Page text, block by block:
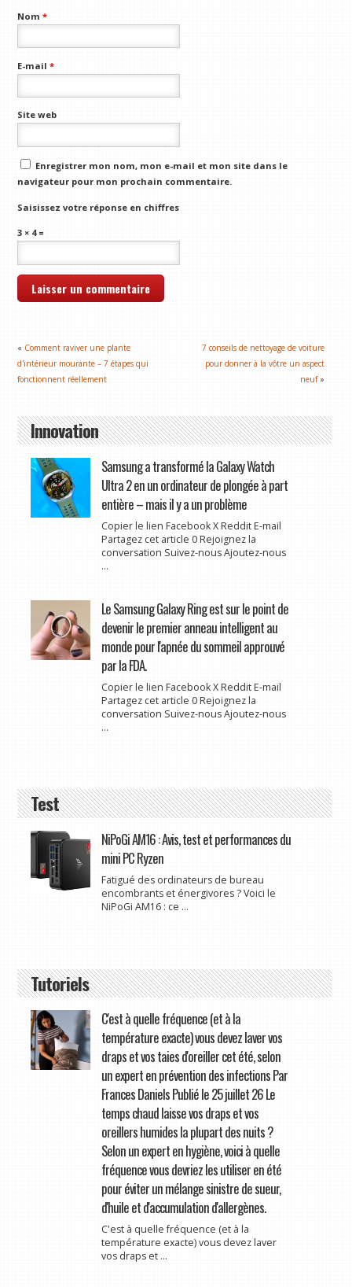
Nom*
E-mail*
Site web
Enregistrer mon nom, mon e-mail et mon site dans le
navigateur pour mon prochain commentaire.
Saisissez votre réponse en chiffres
3 × 4 =
« Comment raviver une plante
d'intérieur mourante – 7 étapes qui
fonctionnent réellement
7 conseils de nettoyage de voiture
pour donner à la vôtre un aspect
neuf»
Innovation
Samsung a transformé la Galaxy Watch
Ultra 2 en un ordinateur de plongée à part
entière – mais il y a un problème
Copier le lien Facebook X Reddit E-mail
Partagez cet article 0 Rejoignez la
conversation Suivez-nous Ajoutez-nous
...
Le Samsung Galaxy Ring est sur le point de
devenir le premier anneau intelligent au
monde pour l'apnée du sommeil approuvé
par la FDA.
Copier le lien Facebook X Reddit E-mail
Partagez cet article 0 Rejoignez la
conversation Suivez-nous Ajoutez-nous
...
Test
NiPoGi AM16 : Avis, test et performances du
mini PC Ryzen
Fatigué des ordinateurs de bureau
encombrants et énergivores ? Voici le
NiPoGi AM16 : ce ...
Tutoriels
C'est à quelle fréquence (et à la
température exacte) vous devez laver vos
draps et vos taies d'oreiller cet été, selon
un expert en prévention des infections Par
Frances Daniels Publié le 25 juillet 26 Le
temps chaud laisse vos draps et vos
oreillers humides la plupart des nuits ?
Selon un expert en hygiène, voici à quelle
fréquence vous devriez les utiliser en été
pour éviter un mélange sinistre de sueur,
d'huile et d'accumulation d'allergènes.
C'est à quelle fréquence (et à la
température exacte) vous devez laver
vos draps et ...